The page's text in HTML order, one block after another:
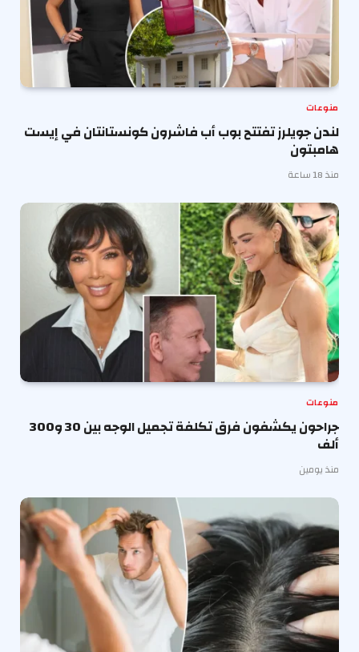
منوعات
لندن جويلرز تفتتح بوب أب فاشرون كونستانتان في إيست
هامبتون
منذ 18 ساعة
منوعات
جراحون يكشفون فرق تكلفة تجميل الوجه بين 30 و300
ألف
منذ يومين